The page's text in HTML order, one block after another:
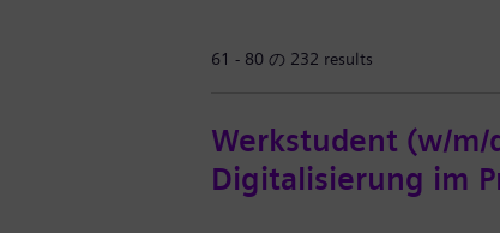
61 - 80 の 232 results
Werkstudent (w/m/
Digitalisierung im